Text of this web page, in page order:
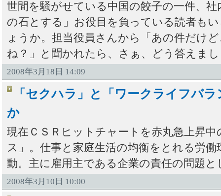
世間を騒がせている中国の餃子の一件、
の石とする」お役目を負っている読者も
ょうか。担当役員さんから「あの件だけ
ね？」と聞かれたら、さぁ、どう答えま
2008年3月18日 14:09
「セクハラ」と「ワークライフバ
か
現在ＣＳＲヒットチャートを赤丸急上昇
ス」。仕事と家庭生活の均衡をとれる労
動。主に雇用主である企業の責任の問題
2008年3月10日 10:00